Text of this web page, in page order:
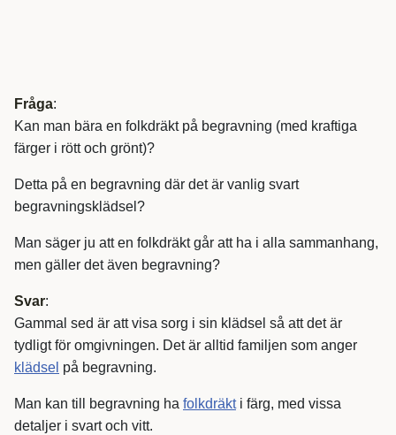
Fråga:
Kan man bära en folkdräkt på begravning (med kraftiga
färger i rött och grönt)?
Detta på en begravning där det är vanlig svart
begravningsklädsel?
Man säger ju att en folkdräkt går att ha i alla sammanhang,
men gäller det även begravning?
Svar:
Gammal sed är att visa sorg i sin klädsel så att det är
tydligt för omgivningen. Det är alltid familjen som anger
klädsel på begravning.
Man kan till begravning ha folkdräkti färg, med vissa
detaljer i svart och vitt.